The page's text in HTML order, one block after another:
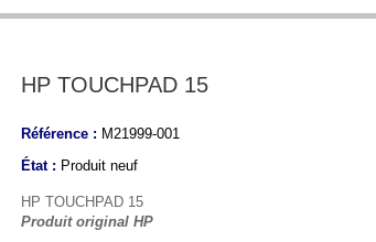
HP TOUCHPAD 15
Référence : M21999-001
État : Produit neuf
HP TOUCHPAD 15
Produit original HP